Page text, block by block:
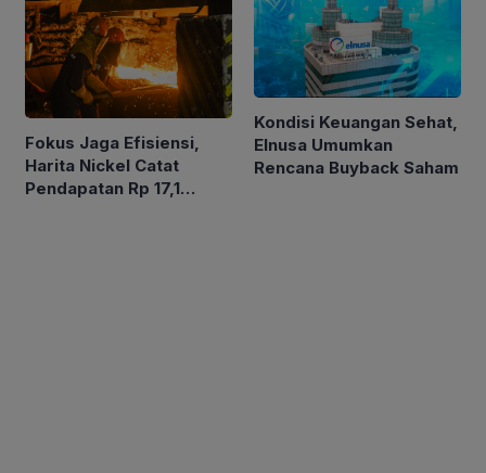
Kelola Perhutanan Sosial
Fokus Jaga Efisiensi,
Harita Nickel Catat
Pendapatan Rp 17,1
Kondisi Keuangan Sehat,
Elnusa Umumkan
Rencana Buyback Saham